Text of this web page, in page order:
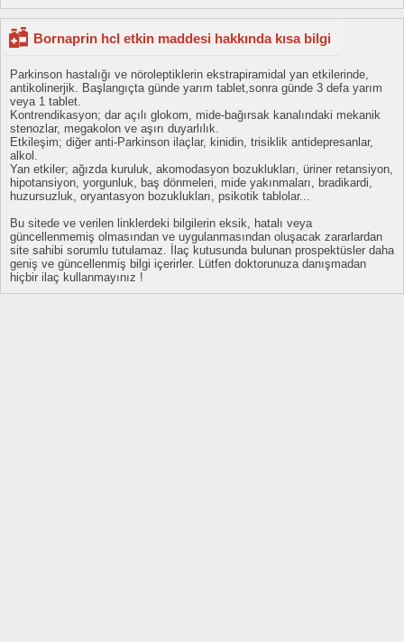
Bornaprin hcl etkin maddesi hakkında kısa bilgi
Parkinson hastalığı ve nöroleptiklerin ekstrapiramidal yan etkilerinde,
antikolinerjik. Başlangıçta günde yarım tablet,sonra günde 3 defa yarım
veya 1 tablet.
Kontrendikasyon; dar açılı glokom, mide-bağırsak kanalındaki mekanik
stenozlar, megakolon ve aşırı duyarlılık.
Etkileşim; diğer anti-Parkinson ilaçlar, kinidin, trisiklik antidepresanlar,
alkol.
Yan etkiler; ağızda kuruluk, akomodasyon bozuklukları, üriner retansiyon,
hipotansiyon, yorgunluk, baş dönmeleri, mide yakınmaları, bradikardi,
huzursuzluk, oryantasyon bozuklukları, psikotik tablolar...
Bu sitede ve verilen linklerdeki bilgilerin eksik, hatalı veya
güncellenmemiş olmasından ve uygulanmasından oluşacak zararlardan
site sahibi sorumlu tutulamaz. İlaç kutusunda bulunan prospektüsler daha
geniş ve güncellenmiş bilgi içerirler. Lütfen doktorunuza danışmadan
hiçbir ilaç kullanmayınız !